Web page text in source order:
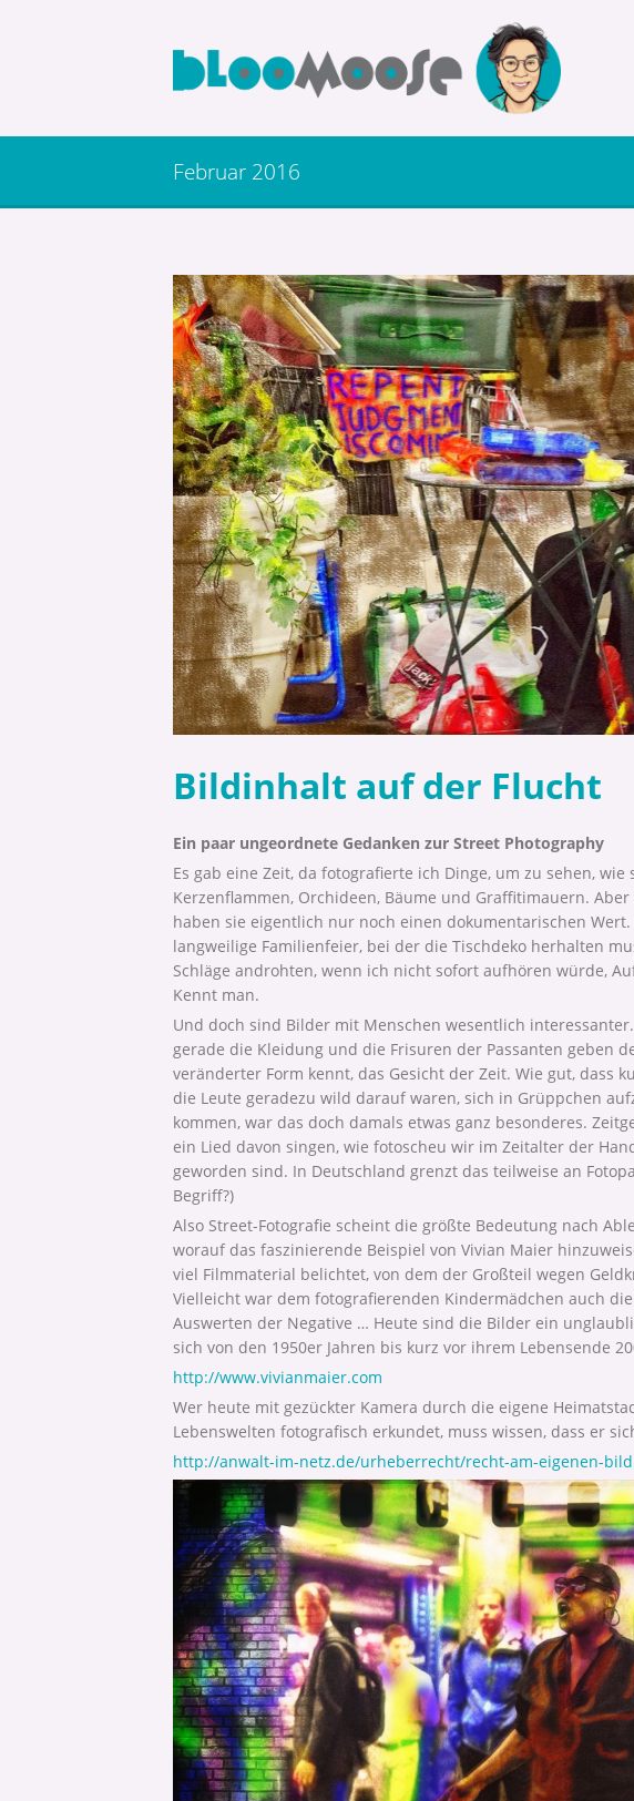
Februar 2016
Bildinhalt auf der Flucht
Ein paar ungeordnete Gedanken zur Street Photography
Es gab eine Zeit, da fotografierte ich Dinge, um zu sehen,
Kerzenflammen, Orchideen, Bäume und Graffitimauern.
haben sie eigentlich nur noch einen dokumentarischen
langweilige Familienfeier, bei der die Tischdeko herhalten
Schläge androhten, wenn ich nicht sofort aufhören würde,
Kennt man.
Und doch sind Bilder mit Menschen wesentlich
gerade die Kleidung und die Frisuren der Passanten geben
veränderter Form kennt, das Gesicht der Zeit. Wie gut, dass
die Leute geradezu wild darauf waren, sich in Grüppchen
kommen, war das doch damals etwas ganz besonderes.
ein Lied davon singen, wie fotoscheu wir im Zeitalter der
geworden sind. In Deutschland grenzt das teilweise an
Begriff?)
Also Street-Fotografie scheint die größte Bedeutung nach
worauf das faszinierende Beispiel von Vivian Maier
viel Filmmaterial belichtet, von dem der Großteil wegen
Vielleicht war dem fotografierenden Kindermädchen auch
Auswerten der Negative … Heute sind die Bilder ein
sich von den 1950er Jahren bis kurz vor ihrem Lebensende
http://www.vivianmaier.com
Wer heute mit gezückter Kamera durch die eigene
Lebenswelten fotografisch erkundet, muss wissen, dass er
http://anwalt-im-netz.de/urheberrecht/recht-am-eigenen-